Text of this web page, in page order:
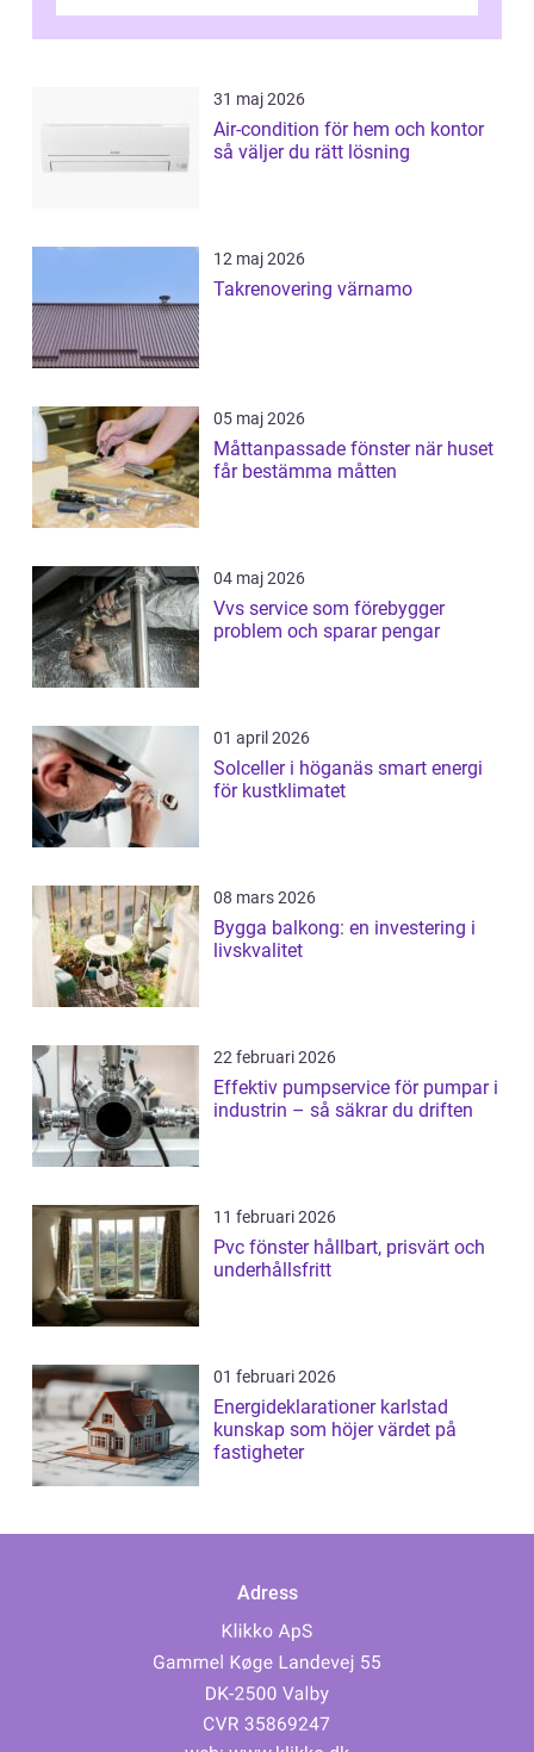
31 maj 2026
Air-condition för hem och kontor
så väljer du rätt lösning
12 maj 2026
Takrenovering värnamo
05 maj 2026
Måttanpassade fönster när huset
får bestämma måtten
04 maj 2026
Vvs service som förebygger
problem och sparar pengar
01 april 2026
Solceller i höganäs smart energi
för kustklimatet
08 mars 2026
Bygga balkong: en investering i
livskvalitet
22 februari 2026
Effektiv pumpservice för pumpar i
industrin – så säkrar du driften
11 februari 2026
Pvc fönster hållbart, prisvärt och
underhållsfritt
01 februari 2026
Energideklarationer karlstad
kunskap som höjer värdet på
fastigheter
Adress